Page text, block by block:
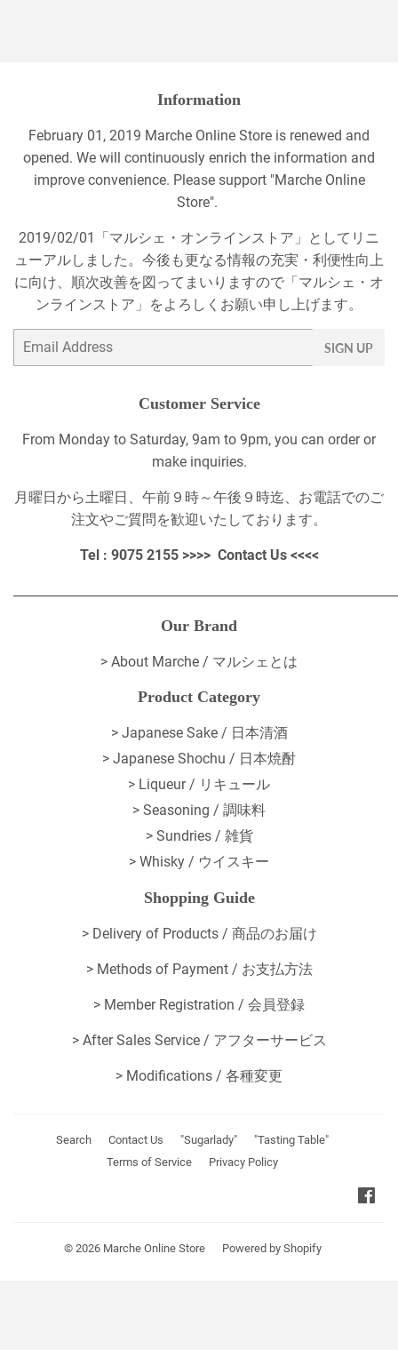
Information
February 01, 2019 Marche Online Store is renewed and
opened. We will continuously enrich the information and
improve convenience. Please support "Marche Online
Store".
2019/02/01「マルシェ・オンラインストア」としてリニ
ューアルしました。今後も更なる情報の充実・利便性向上
に向け、順次改善を図ってまいりますので「マルシェ・オ
ンラインストア」をよろしくお願い申し上げます。
Email
SIGN UP
Customer Service
From Monday to Saturday, 9am to 9pm, you can order or
make inquiries.
月曜日から土曜日、午前９時～午後９時迄、お電話でのご
注文やご質問を歓迎いたしております。
Tel : 9075 2155 >>>> Contact Us<<<<
Our Brand
> About Marche / マルシェとは
Product Category
> Japanese Sake / 日本清酒
> Japanese Shochu / 日本焼酎
> Liqueur / リキュール
> Seasoning / 調味料
> Sundries / 雑貨
> Whisky / ウイスキー
Shopping Guide
> Delivery of Products / 商品のお届け
> Methods of Payment / お支払方法
> Member Registration / 会員登録
> After Sales Service / アフターサービス
> Modifications / 各種変更
Search Contact Us "Sugarlady"
"Tasting Table"
Terms of Service
Privacy Policy
© 2026 Marche Online Store Powered by Shopify